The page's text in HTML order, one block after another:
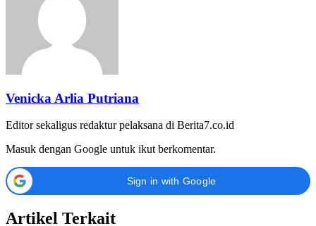
Venicka Arlia Putriana
Editor sekaligus redaktur pelaksana di Berita7.co.id
Masuk dengan Google untuk ikut berkomentar.
Sign in with Google
Artikel Terkait